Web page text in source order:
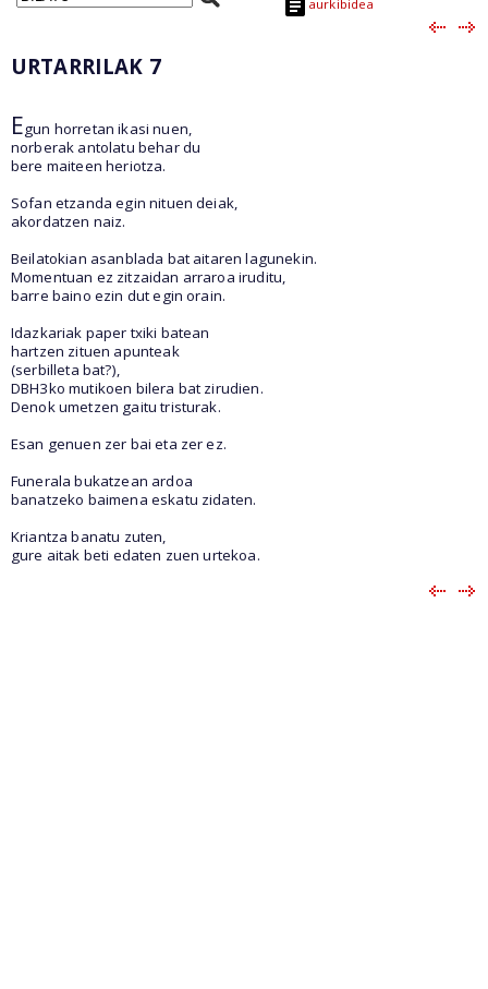
aurkibidea
URTARRILAK 7
Egun horretan ikasi nuen,
norberak antolatu behar du
bere maiteen heriotza.
Sofan etzanda egin nituen deiak,
akordatzen naiz.
Beilatokian asanblada bat aitaren lagunekin.
Momentuan ez zitzaidan arraroa iruditu,
barre baino ezin dut egin orain.
Idazkariak paper txiki batean
hartzen zituen apunteak
(serbilleta bat?),
DBH3ko mutikoen bilera bat zirudien.
Denok umetzen gaitu tristurak.
Esan genuen zer bai eta zer ez.
Funerala bukatzean ardoa
banatzeko baimena eskatu zidaten.
Kriantza banatu zuten,
gure aitak beti edaten zuen urtekoa.